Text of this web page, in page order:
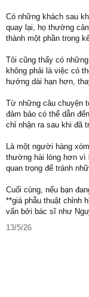
Có những khách sau
quay lại, họ thường
thành một phần trong
Tôi cũng thấy có
không phải là việc có
hướng dài hạn hơn,
Từ những câu chuyện
đảm bảo có thể dẫn
chỉ nhận ra sau khi đã
Là một người hàng
thường hài lòng hơn vì
quan trọng để tránh
Cuối cùng, nếu bạn
**giá phẫu thuật chỉnh
vấn bởi bác sĩ như
13/5/26